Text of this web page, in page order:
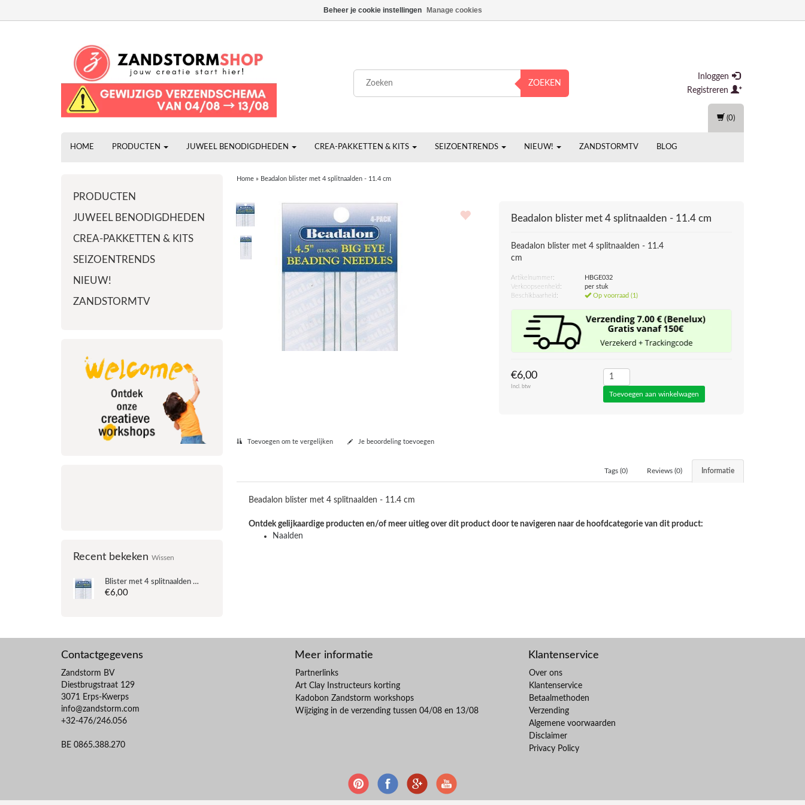
ZOEKEN
Inloggen
Registreren
HOME PRODUCTEN JUWEEL BENODIGDHEDEN CREA-PAKKETTEN & KITS SEIZOENTRENDS NIEUW! ZANDSTORMTV BLOG
(0)
PRODUCTEN
JUWEEL BENODIGDHEDEN
CREA-PAKKETTEN & KITS
SEIZOENTRENDS
NIEUW!
ZANDSTORMTV
Recent bekeken Wissen
Blister met 4 splitnaalden - 11.4 cm
€6,00
Home» Beadalon blister met 4 splitnaalden - 11.4 cm
Beadalon blister met 4 splitnaalden - 11.4 cm
Beadalon blister met 4 splitnaalden - 11.4
cm
Artikelnummer:
HBGE032
Verkoopseenheid:
per stuk
Beschikbaarheid:
Op voorraad (1)
€6,00
Incl. btw
Toevoegen om te vergelijken Je beoordeling toevoegen
Informatie
Reviews (0)
Tags (0)
Beadalon blister met 4 splitnaalden - 11.4 cm
Ontdek gelijkaardige producten en/of meer uitleg over dit product door te navigeren naar de hoofdcategorie van dit product:
Naalden
Contactgegevens
Zandstorm BV
Diestbrugstraat 129
3071 Erps-Kwerps
info@zandstorm.com
+32-476/246.056
BE 0865.388.270
Meer informatie
Partnerlinks
Art Clay Instructeurs korting
Kadobon Zandstorm workshops
Wijziging in de verzending tussen 04/08 en 13/08
Klantenservice
Over ons
Klantenservice
Betaalmethoden
Verzending
Algemene voorwaarden
Disclaimer
Privacy Policy
Beheer je cookie instellingen Manage cookies